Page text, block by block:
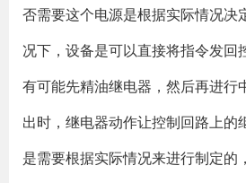
否需要这个电源是根据实际情况决
况下，设备是可以直接将指令发回
有可能先精油继电器，然后再进行
出时，继电器动作让控制回路上的
是需要根据实际情况来进行制定的